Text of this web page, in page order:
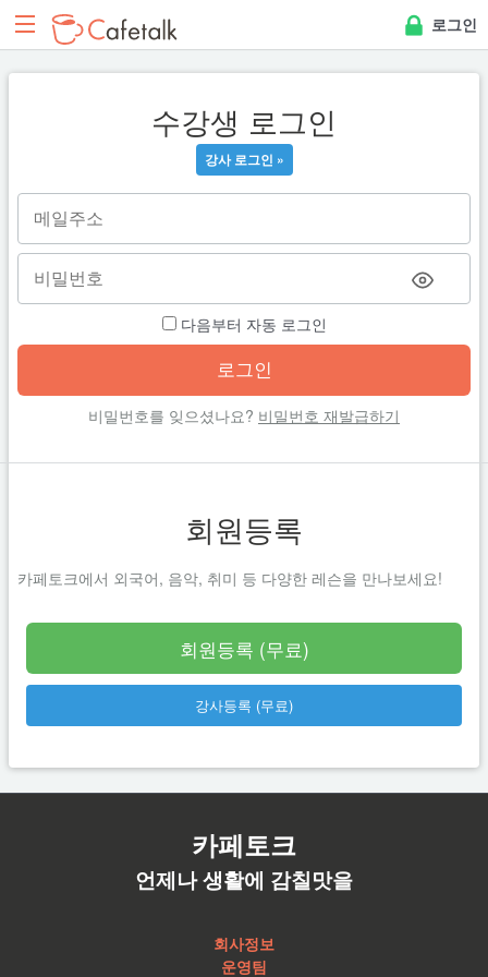
로그인
수강생 로그인
강사 로그인 »
다음부터 자동 로그인
비밀번호를 잊으셨나요? 비밀번호 재발급하기
회원등록
카페토크에서 외국어, 음악, 취미 등 다양한 레슨을 만나보세요!
회원등록 (무료)
강사등록 (무료)
카페토크
언제나 생활에 감칠맛을
회사정보
운영팀